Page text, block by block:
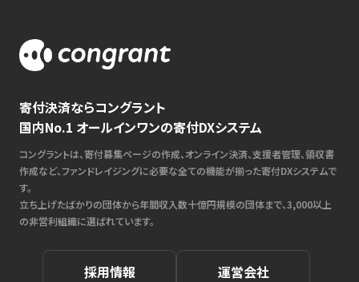
寄付決済ならコングラント
国内No.1 オールインワンの寄付DXシステム
コングラントは、寄付募集ページの作成、オンライン決済、支援者管理、領収書
作成など、ファンドレイジングに必要な全ての機能が揃った寄付DXシステムで
す。
立ち上げたばかりの団体から年間収入数十億円規模の団体まで、3,000以上
の非営利組織に選ばれています。
採用情報 運営会社